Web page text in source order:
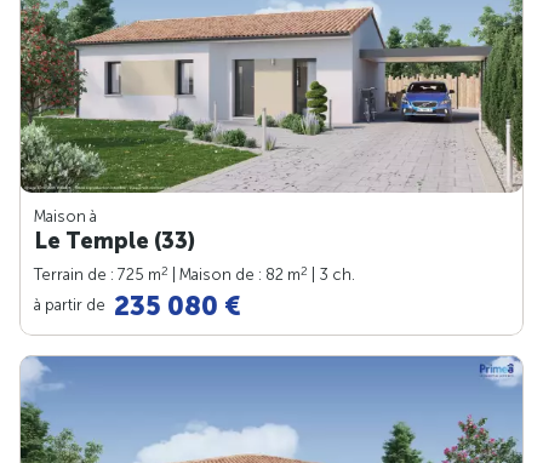
Maison à
Le Temple (33)
Terrain de : 725 m2 | Maison de : 82 m2
| 3 ch.
à partir de 235 080 €